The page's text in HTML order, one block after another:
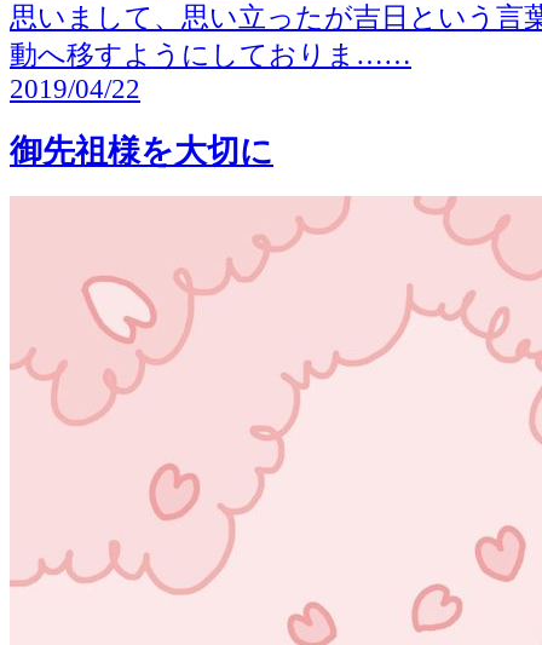
思いまして、思い立ったが吉日という言
動へ移すようにしておりま……
2019/04/22
御先祖様を大切に